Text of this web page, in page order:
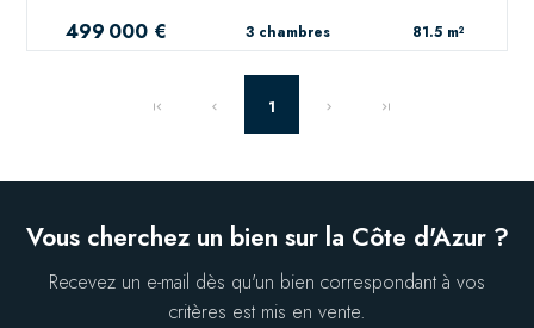
499 000 € 3 chambres 81.5 m²
1
Vous cherchez un bien sur la Côte d'Azur ?
Recevez un e-mail dès qu'un bien correspondant à vos
critères est mis en vente.